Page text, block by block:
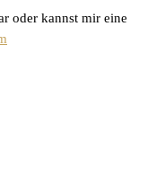
oder kannst mir eine